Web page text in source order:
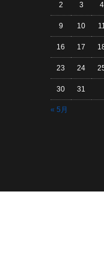
« 5月
2 3 4
9 10
16 17
23 24
30 31